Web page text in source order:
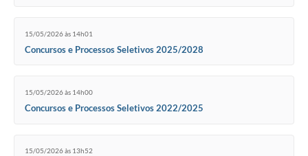
15/05/2026 às 14h01
Concursos e Processos Seletivos 2025/2028
15/05/2026 às 14h00
Concursos e Processos Seletivos 2022/2025
15/05/2026 às 13h52